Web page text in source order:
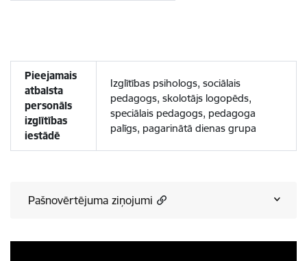
Pieejamais
atbalsta
personāls
izglītības
iestādē
Izglītības psihologs, sociālais
pedagogs, skolotājs logopēds,
speciālais pedagogs, pedagoga
palīgs, pagarinātā dienas grupa
Pašnovērtējuma ziņojumi